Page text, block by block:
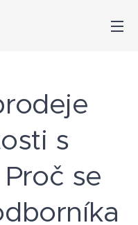
s
se